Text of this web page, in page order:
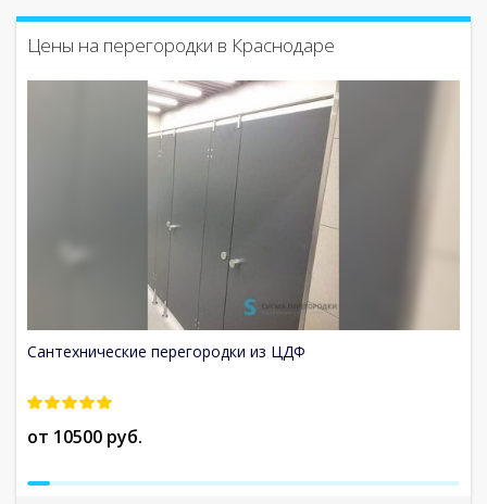
Цены на перегородки в Краснодаре
Сантехнические перегородки из ЦДФ
от 10500 руб.